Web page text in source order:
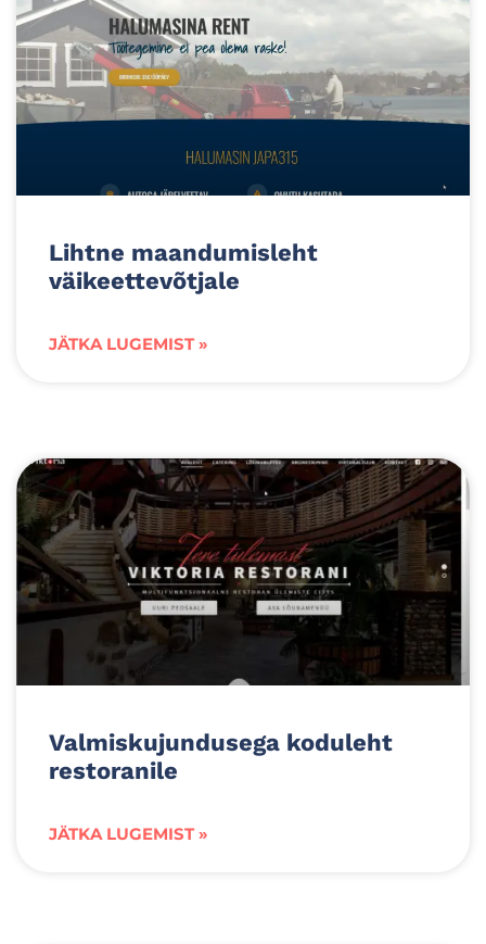
Lihtne maandumisleht
väikeettevõtjale
JÄTKA LUGEMIST »
Valmiskujundusega koduleht
restoranile
JÄTKA LUGEMIST »